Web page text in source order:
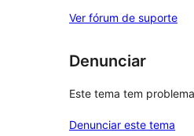
Ver fórum de suporte
Denunciar
Este tema tem
Denunciar este tema